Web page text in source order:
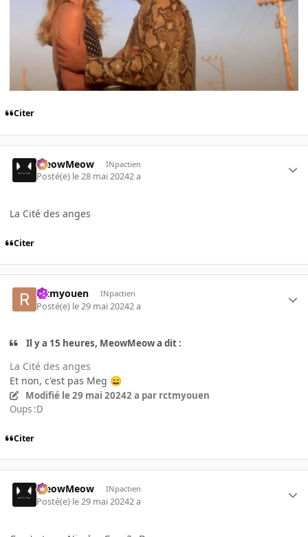
Citer
MeowMeow INpactien
Posté(e) le 28 mai 20242 a
La Cité des anges
Citer
rctmyouen INpactien
Posté(e) le 29 mai 20242 a
Il y a 15 heures, MeowMeow a dit :
La Cité des anges
Et non, c'est pas Meg 😄
Modifié le 29 mai 20242 a par rctmyouen
Oups :D
Citer
MeowMeow INpactien
Posté(e) le 29 mai 20242 a